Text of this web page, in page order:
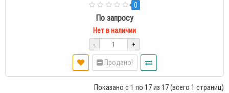
0
По запросу
Нет в наличии
- +
Продано!
Показано с 1 по 17 из 17 (всего 1 страниц)